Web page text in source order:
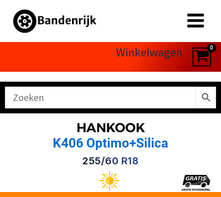
naar
Winkelwagen
HANKOOK
K406 Optimo+Silica
255/60 R18